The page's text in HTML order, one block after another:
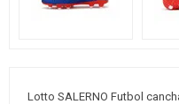
Lotto SALERNO Futbol